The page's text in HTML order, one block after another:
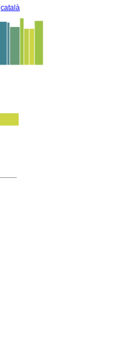
català